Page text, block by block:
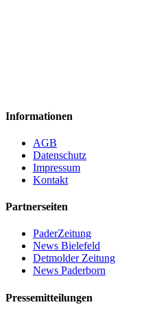
Informationen
AGB
Datenschutz
Impressum
Kontakt
Partnerseiten
PaderZeitung
News Bielefeld
Detmolder Zeitung
News Paderborn
Pressemitteilungen